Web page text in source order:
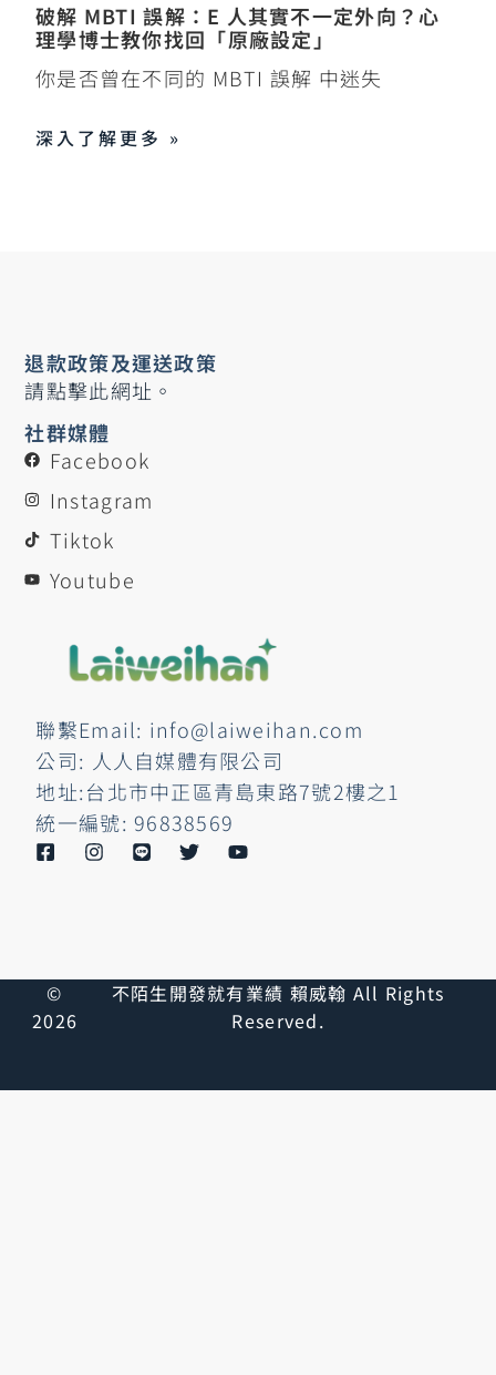
破解 MBTI 誤解：E 人其實不一定外向？心
理學博士教你找回「原廠設定」
你是否曾在不同的 MBTI 誤解 中迷失
深入了解更多 »
聯繫Email: info@laiweihan.com
公司: 人人自媒體有限公司
地址:台北市中正區青島東路7號2樓之1
統一編號: 96838569
社群媒體
Facebook
Instagram
Tiktok
Youtube
退款政策及運送政策
請點擊此網址。
©
2026
不陌生開發就有業績 賴威翰 All Rights
Reserved.